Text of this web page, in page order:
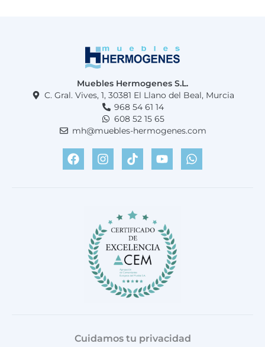
Muebles Hermogenes S.L.
C. Gral. Vives, 1, 30381 El Llano del Beal, Murcia
968 54 61 14
608 52 15 65
mh@muebles-hermogenes.com
F
a
c
I
n
s
a
m
T
i
k
Y
o
u
W
h
a
Cuidamos tu privacidad